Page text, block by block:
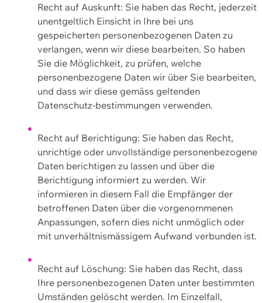
Recht auf Auskunft: Sie haben das Recht, jederzeit
unentgeltlich Einsicht in Ihre bei uns
gespeicherten personenbezogenen Daten zu
verlangen, wenn wir diese bearbeiten. So haben
Sie die Möglichkeit, zu prüfen, welche
personenbezogene Daten wir über Sie bearbeiten,
und dass wir diese gemäss geltenden
Datenschutz-bestimmungen verwenden.
Recht auf Berichtigung: Sie haben das Recht,
unrichtige oder unvollständige personenbezogene
Daten berichtigen zu lassen und über die
Berichtigung informiert zu werden. Wir
informieren in diesem Fall die Empfänger der
betroffenen Daten über die vorgenommenen
Anpassungen, sofern dies nicht unmöglich oder
mit unverhältnismässigem Aufwand verbunden ist.
Recht auf Löschung: Sie haben das Recht, dass
Ihre personenbezogenen Daten unter bestimmten
Umständen gelöscht werden. Im Einzelfall,